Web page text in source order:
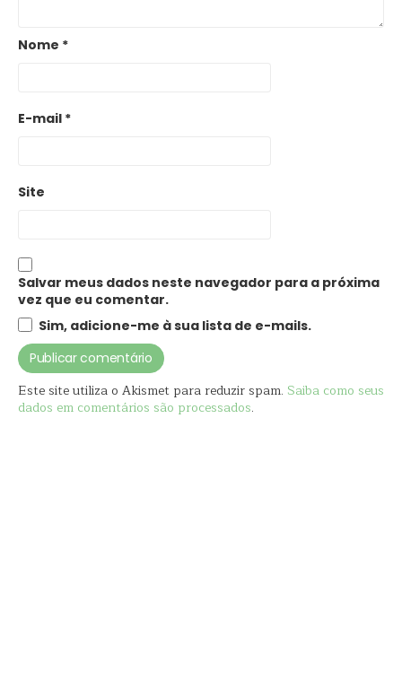
Nome *
E-mail *
Site
Salvar meus dados neste navegador para a próxima
vez que eu comentar.
Sim, adicione-me à sua lista de e-mails.
Este site utiliza o Akismet para reduzir spam. Saiba como seus
dados em comentários são processados.